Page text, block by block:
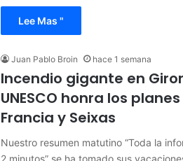
Lee Mas "
Juan Pablo Broin hace 1 semana
Incendio gigante en
UNESCO honra los
Francia y Seixas
Nuestro resumen matutino “Toda la